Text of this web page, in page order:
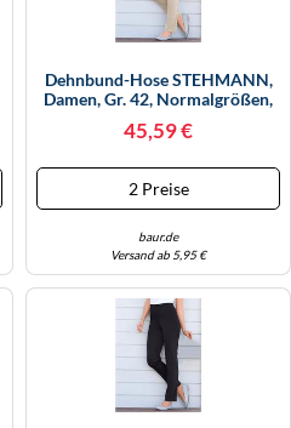
Dehnbund-Hose STEHMANN,
Damen, Gr. 42, Normalgrößen,
Polyamid, 3% Elasthan,
45,59 €
2 Preise
baur.de
Versand ab 5,95 €